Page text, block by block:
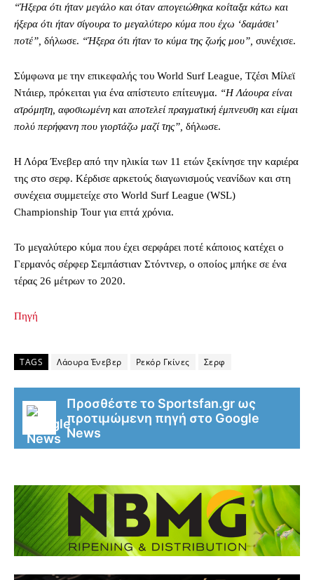
“Ήξερα ότι ήταν μεγάλο και όταν απογειώθηκα κοίταξα κάτω και
ήξερα ότι ήταν σίγουρα το μεγαλύτερο κύμα που έχω ‘δαμάσει’
ποτέ”, δήλωσε. “Ήξερα ότι ήταν το κύμα της ζωής μου”, συνέχισε.
Σύμφωνα με την επικεφαλής του World Surf League, Τζέσι Μίλεϊ
Ντάιερ, πρόκειται για ένα απίστευτο επίτευγμα. “Η Λάουρα είναι
ατρόμητη, αφοσιωμένη και αποτελεί πραγματική έμπνευση και είμαι
πολύ περήφανη που γιορτάζω μαζί της”, δήλωσε.
Η Λόρα Ένεβερ από την ηλικία των 11 ετών ξεκίνησε την καριέρα
της στο σερφ. Κέρδισε αρκετούς διαγωνισμούς νεανίδων και στη
συνέχεια συμμετείχε στο World Surf League (WSL)
Championship Tour για επτά χρόνια.
Το μεγαλύτερο κύμα που έχει σερφάρει ποτέ κάποιος κατέχει ο
Γερμανός σέρφερ Σεμπάστιαν Στόντνερ, ο οποίος μπήκε σε ένα
τέρας 26 μέτρων το 2020.
Πηγή
TAGS Λάουρα Ένεβερ Ρεκόρ Γκίνες Σερφ
Προσθέστε το Sportsfan.gr ως
προτιμώμενη πηγή στο Google
News